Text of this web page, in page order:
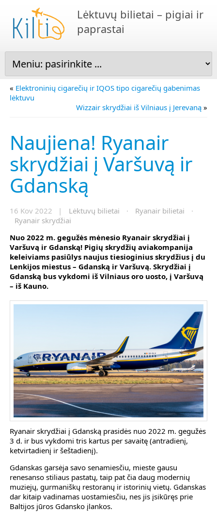
Lėktuvų bilietai – pigiai ir
paprastai
« Elektroninių cigarečių ir IQOS tipo cigarečių gabenimas
lėktuvu
Wizzair skrydžiai iš Vilniaus į Jerevaną »
Naujiena! Ryanair
skrydžiai į Varšuvą ir
Gdanską
16 Kov 2022 | Lėktuvų bilietai · Ryanair bilietai
·
Ryanair skrydžiai
Nuo 2022 m. gegužės mėnesio Ryanair skrydžiai į
Varšuvą ir Gdanską! Pigių skrydžių aviakompanija
keleiviams pasiūlys naujus tiesioginius skrydžius į du
Lenkijos miestus – Gdanską ir Varšuvą. Skrydžiai į
Gdanską bus vykdomi iš Vilniaus oro uosto, į Varšuvą
– iš Kauno.
Ryanair skrydžiai į Gdanską prasidės nuo 2022 m. gegužės
3 d. ir bus vykdomi tris kartus per savaitę (antradienį,
ketvirtadienį ir šeštadienį).
Gdanskas garsėja savo senamiesčiu, mieste gausu
renesanso stiliaus pastatų, taip pat čia daug modernių
muziejų, gurmaniškų restoranų ir istorinių vietų. Gdanskas
dar kitaip vadinamas uostamiesčiu, nes jis įsikūręs prie
Baltijos jūros Gdansko įlankos.